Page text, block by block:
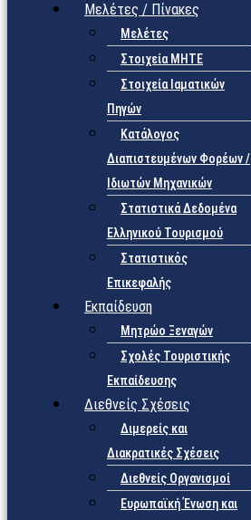
Μελέτες / Πίνακες
Μελέτες
Στοιχεία ΜΗΤΕ
Στοιχεία Ιαματικών
Πηγών
Κατάλογος
Διαπιστευμένων Φορέων /
Ιδιωτών Μηχανικών
Στατιστικά Δεδομένα
Ελληνικού Τουρισμού
Στατιστικός
Επικεφαλής
Εκπαίδευση
Μητρώο Ξεναγών
Σχολές Τουριστικής
Εκπαίδευσης
Διεθνείς Σχέσεις
Διμερείς και
Διακρατικές Σχέσεις
Διεθνείς Οργανισμοί
Ευρωπαϊκή Ένωση και